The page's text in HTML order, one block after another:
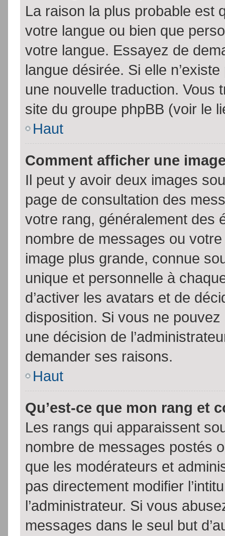
La raison la plus probable est
votre langue ou bien que
votre langue. Essayez de
langue désirée. Si elle
une nouvelle traduction. Vous
site du groupe phpBB (voir le
Haut
Comment afficher une
Il peut y avoir deux images
page de consultation des
votre rang, généralement des
nombre de messages ou
image plus grande, connue
unique et personnelle à
d’activer les avatars et de
disposition. Si vous ne pouvez
une décision de
demander ses raisons.
Haut
Qu’est-ce que mon rang et
Les rangs qui apparaissent
nombre de messages postés
que les modérateurs et
pas directement modifier
l’administrateur. Si vous
messages dans le seul but